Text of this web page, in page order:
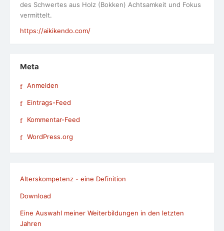
des Schwertes aus Holz (Bokken) Achtsamkeit und Fokus
vermittelt.
https://aikikendo.com/
Meta
Anmelden
Eintrags-Feed
Kommentar-Feed
WordPress.org
Alterskompetenz - eine Definition
Download
Eine Auswahl meiner Weiterbildungen in den letzten
Jahren